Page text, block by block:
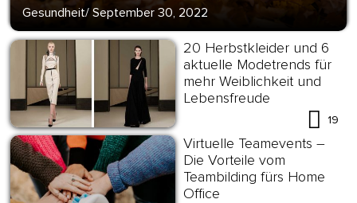
Gesundheit/ September 30, 2022
20 Herbstkleider und 6
aktuelle Modetrends für
mehr Weiblichkeit und
Lebensfreude
19
Virtuelle Teamevents –
Die Vorteile vom
Teambilding fürs Home
Office